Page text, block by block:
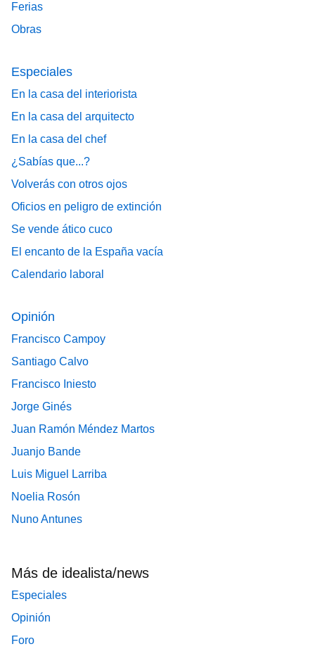
Ferias
Obras
Especiales
En la casa del interiorista
En la casa del arquitecto
En la casa del chef
¿Sabías que...?
Volverás con otros ojos
Oficios en peligro de extinción
Se vende ático cuco
El encanto de la España vacía
Calendario laboral
Opinión
Francisco Campoy
Santiago Calvo
Francisco Iniesto
Jorge Ginés
Juan Ramón Méndez Martos
Juanjo Bande
Luis Miguel Larriba
Noelia Rosón
Nuno Antunes
Más de idealista/news
Especiales
Opinión
Foro